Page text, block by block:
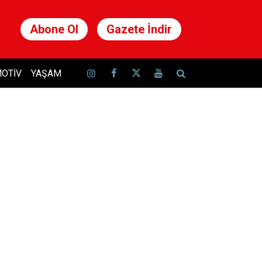
Abone Ol Gazete İndir
YAŞAM